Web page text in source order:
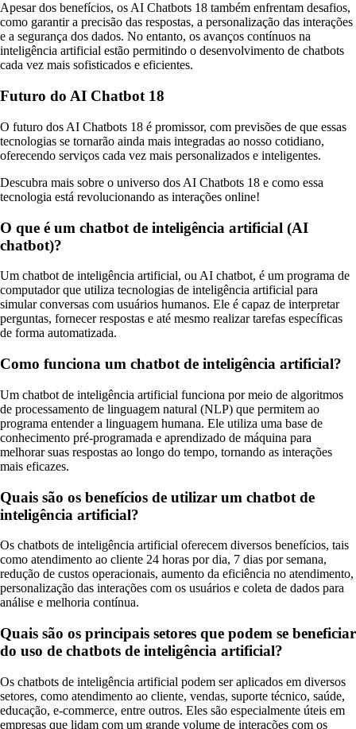
Apesar dos benefícios, os AI Chatbots 18 também enfrentam desafios,
como garantir a precisão das respostas, a personalização das interações
e a segurança dos dados. No entanto, os avanços contínuos na
inteligência artificial estão permitindo o desenvolvimento de chatbots
cada vez mais sofisticados e eficientes.
Futuro do AI Chatbot 18
O futuro dos AI Chatbots 18 é promissor, com previsões de que essas
tecnologias se tornarão ainda mais integradas ao nosso cotidiano,
oferecendo serviços cada vez mais personalizados e inteligentes.
Descubra mais sobre o universo dos AI Chatbots 18 e como essa
tecnologia está revolucionando as interações online!
O que é um chatbot de inteligência artificial (AI
chatbot)?
Um chatbot de inteligência artificial, ou AI chatbot, é um programa de
computador que utiliza tecnologias de inteligência artificial para
simular conversas com usuários humanos. Ele é capaz de interpretar
perguntas, fornecer respostas e até mesmo realizar tarefas específicas
de forma automatizada.
Como funciona um chatbot de inteligência artificial?
Um chatbot de inteligência artificial funciona por meio de algoritmos
de processamento de linguagem natural (NLP) que permitem ao
programa entender a linguagem humana. Ele utiliza uma base de
conhecimento pré-programada e aprendizado de máquina para
melhorar suas respostas ao longo do tempo, tornando as interações
mais eficazes.
Quais são os benefícios de utilizar um chatbot de
inteligência artificial?
Os chatbots de inteligência artificial oferecem diversos benefícios, tais
como atendimento ao cliente 24 horas por dia, 7 dias por semana,
redução de custos operacionais, aumento da eficiência no atendimento,
personalização das interações com os usuários e coleta de dados para
análise e melhoria contínua.
Quais são os principais setores que podem se beneficiar
do uso de chatbots de inteligência artificial?
Os chatbots de inteligência artificial podem ser aplicados em diversos
setores, como atendimento ao cliente, vendas, suporte técnico, saúde,
educação, e-commerce, entre outros. Eles são especialmente úteis em
empresas que lidam com um grande volume de interações com os